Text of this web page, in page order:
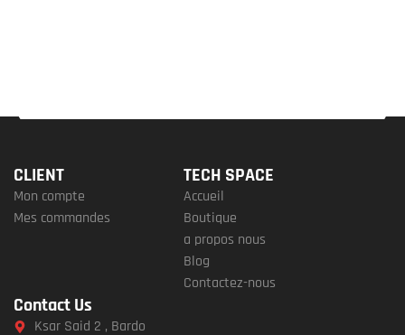
CLIENT
Mon compte
Mes commandes
TECH SPACE
Accueil
Boutique
a propos nous
Blog
Contactez-nous
Contact Us
Ksar Said 2 , Bardo